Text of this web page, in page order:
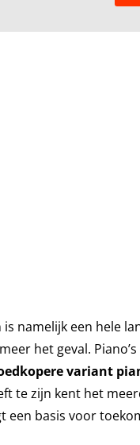
is namelijk een hele
het geval.
variant
te zijn kent het
een basis voor